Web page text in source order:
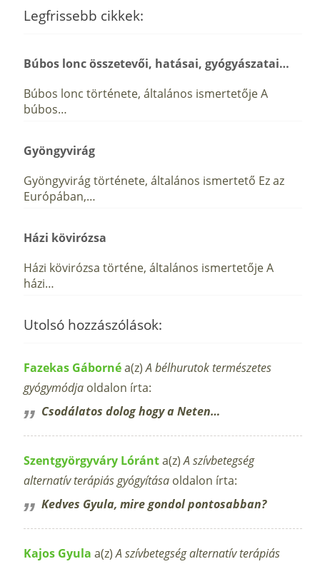
Legfrissebb cikkek:
Búbos lonc összetevői, hatásai, gyógyászatai…
Búbos lonc története, általános ismertetője A
búbos…
Gyöngyvirág
Gyöngyvirág története, általános ismertető Ez az
Európában,…
Házi kövirózsa
Házi kövirózsa történe, általános ismertetője A
házi…
Utolsó hozzászólások:
Fazekas Gábornéa(z)A bélhurutok természetes
gyógymódja oldalon írta:
Csodálatos dolog hogy a Neten…
Szentgyörgyváry Lóránta(z)A szívbetegség
alternatív terápiás gyógyítása oldalon írta:
Kedves Gyula, mire gondol pontosabban?
Kajos Gyula a(z)A szívbetegség alternatív terápiás